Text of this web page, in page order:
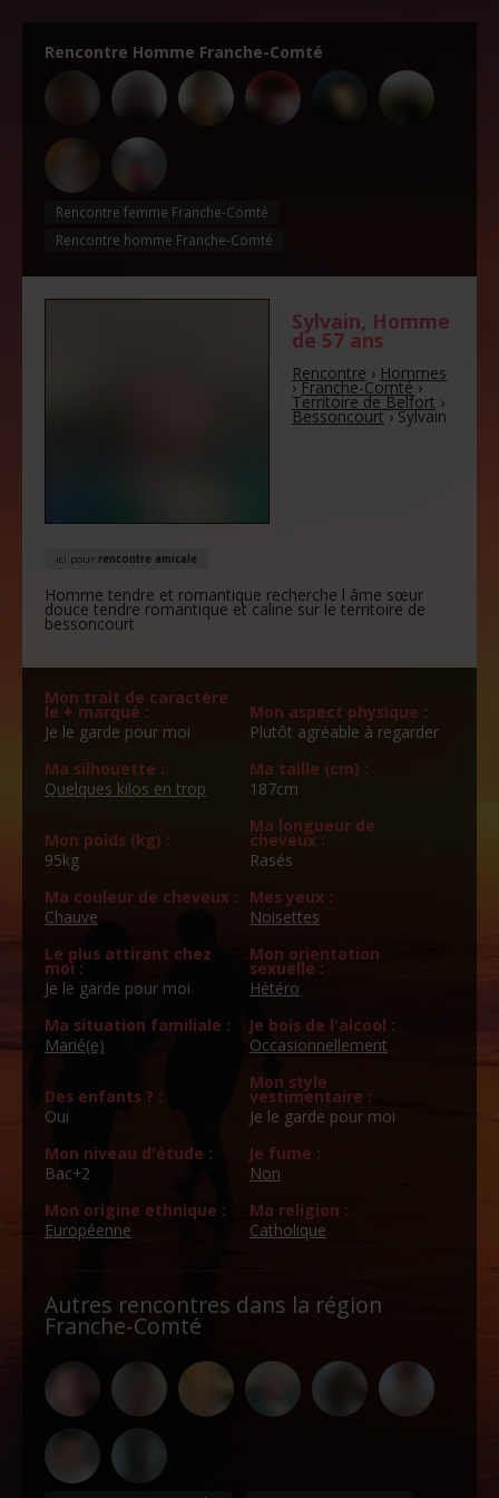
Rencontre Homme Franche-Comté
Rencontre femme Franche-Comté
Rencontre homme Franche-Comté
Sylvain, Homme
de 57 ans
Rencontre › Hommes
›Franche-Comté›
Territoire de Belfort ›
Bessoncourt›Sylvain
ici pour rencontre amicale
Homme tendre et romantique recherche l âme sœur
douce tendre romantique et caline sur le territoire de
bessoncourt
Mon trait de caractère
le + marqué :
Je le garde pour moi
Mon aspect physique :
Plutôt agréable à regarder
Ma silhouette :
Quelques kilos en trop
Ma taille (cm) :
187cm
Mon poids (kg) :
95kg
Ma longueur de
cheveux :
Rasés
Ma couleur de cheveux :
Chauve
Mes yeux :
Noisettes
Le plus attirant chez
moi :
Je le garde pour moi
Mon orientation
sexuelle :
Hétéro
Ma situation familiale :
Marié(e)
Je bois de l'alcool :
Occasionnellement
Des enfants ? :
Oui
Mon style
vestimentaire :
Je le garde pour moi
Mon niveau d'étude :
Bac+2
Je fume :
Non
Mon origine ethnique :
Européenne
Ma religion :
Catholique
Autres rencontres dans la région
Franche-Comté